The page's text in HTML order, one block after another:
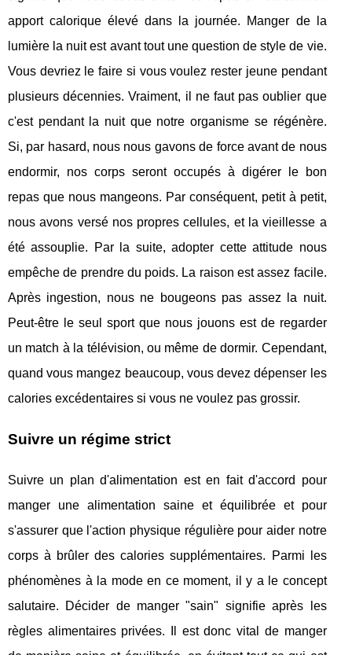
apport calorique élevé dans la journée. Manger de la
lumière la nuit est avant tout une question de style de vie.
Vous devriez le faire si vous voulez rester jeune pendant
plusieurs décennies. Vraiment, il ne faut pas oublier que
c'est pendant la nuit que notre organisme se régénère.
Si, par hasard, nous nous gavons de force avant de nous
endormir, nos corps seront occupés à digérer le bon
repas que nous mangeons. Par conséquent, petit à petit,
nous avons versé nos propres cellules, et la vieillesse a
été assouplie. Par la suite, adopter cette attitude nous
empêche de prendre du poids. La raison est assez facile.
Après ingestion, nous ne bougeons pas assez la nuit.
Peut-être le seul sport que nous jouons est de regarder
un match à la télévision, ou même de dormir. Cependant,
quand vous mangez beaucoup, vous devez dépenser les
calories excédentaires si vous ne voulez pas grossir.
Suivre un régime strict
Suivre un plan d'alimentation est en fait d'accord pour
manger une alimentation saine et équilibrée et pour
s'assurer que l'action physique régulière pour aider notre
corps à brûler des calories supplémentaires. Parmi les
phénomènes à la mode en ce moment, il y a le concept
salutaire. Décider de manger "sain" signifie après les
règles alimentaires privées. Il est donc vital de manger